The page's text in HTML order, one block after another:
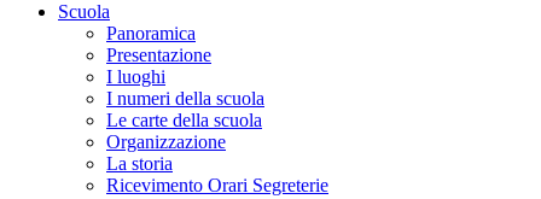
Scuola
Panoramica
Presentazione
I luoghi
I numeri della scuola
Le carte della scuola
Organizzazione
La storia
Ricevimento Orari Segreterie